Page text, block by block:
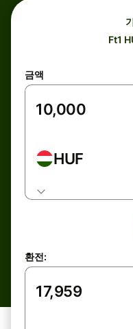
Ft1
금액
HUF
환전: